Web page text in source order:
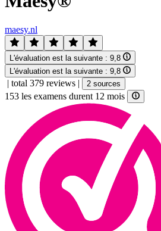
maesy.nl
L'évaluation est la suivante : 9,8
L'évaluation est la suivante : 9,8
| total 379 reviews | 2 sources
153 les examens durent 12 mois